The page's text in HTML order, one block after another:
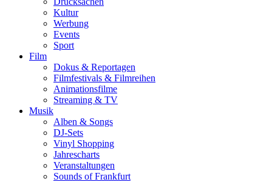
Kultur
Werbung
Events
Sport
Film
Dokus & Reportagen
Filmfestivals & Filmreihen
Animationsfilme
Streaming & TV
Musik
Alben & Songs
DJ-Sets
Vinyl Shopping
Jahrescharts
Veranstaltungen
Sounds of Frankfurt